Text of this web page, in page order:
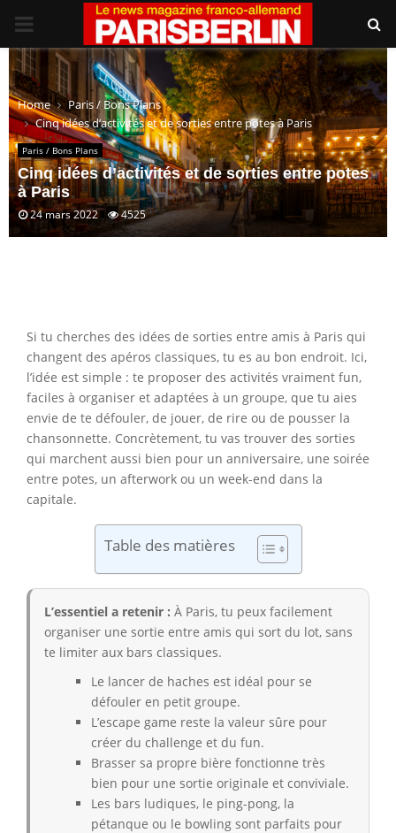
PRIMARY
MENU
Home
Paris / Bons Plans
Cinq idées d’activités et de sorties entre potes à Paris
Paris / Bons Plans
Cinq idées d’activités et de sorties entre potes
à Paris
24 mars 2022 4525
Si tu cherches des idées de sorties entre amis à Paris qui
changent des apéros classiques, tu es au bon endroit. Ici,
l’idée est simple : te proposer des activités vraiment fun,
faciles à organiser et adaptées à un groupe, que tu aies
envie de te défouler, de jouer, de rire ou de pousser la
chansonnette. Concrètement, tu vas trouver des sorties
qui marchent aussi bien pour un anniversaire, une soirée
entre potes, un afterwork ou un week-end dans la
capitale.
Table des matières
L’essentiel a retenir : À Paris, tu peux facilement
organiser une sortie entre amis qui sort du lot, sans
te limiter aux bars classiques.
Le lancer de haches est idéal pour se
défouler en petit groupe.
L’escape game reste la valeur sûre pour
créer du challenge et du fun.
Brasser sa propre bière fonctionne très
bien pour une sortie originale et conviviale.
Les bars ludiques, le ping-pong, la
pétanque ou le bowling sont parfaits pour